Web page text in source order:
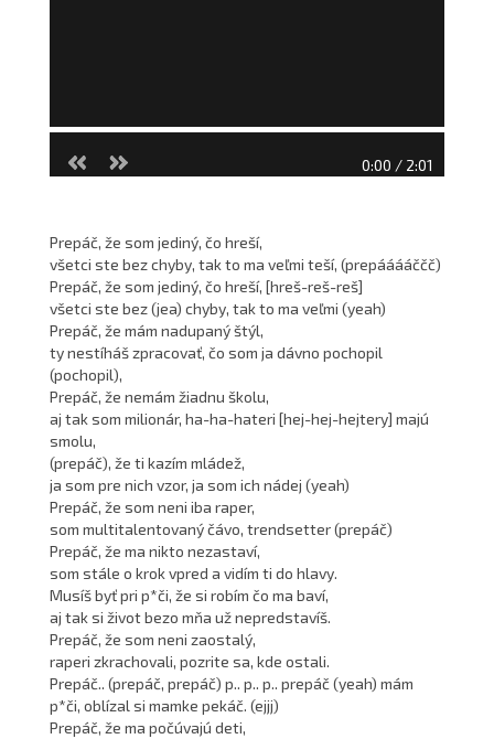
0:00 / 2:01
Prepáč, že som jediný, čo hreší,
všetci ste bez chyby, tak to ma veľmi teší, (prepááááččč)
Prepáč, že som jediný, čo hreší, [hreš-reš-reš]
všetci ste bez (jea) chyby, tak to ma veľmi (yeah)
Prepáč, že mám nadupaný štýl,
ty nestíháš zpracovať, čo som ja dávno pochopil
(pochopil),
Prepáč, že nemám žiadnu školu,
aj tak som milionár, ha-ha-hateri [hej-hej-hejtery] majú
smolu,
(prepáč), že ti kazím mládež,
ja som pre nich vzor, ja som ich nádej (yeah)
Prepáč, že som neni iba raper,
som multitalentovaný čávo, trendsetter (prepáč)
Prepáč, že ma nikto nezastaví,
som stále o krok vpred a vidím ti do hlavy.
Musíš byť pri p*či, že si robím čo ma baví,
aj tak si život bezo mňa už nepredstavíš.
Prepáč, že som neni zaostalý,
raperi zkrachovali, pozrite sa, kde ostali.
Prepáč.. (prepáč, prepáč) p.. p.. p.. prepáč (yeah) mám
p*či, oblízal si mamke pekáč. (ejjj)
Prepáč, že ma počúvajú deti,